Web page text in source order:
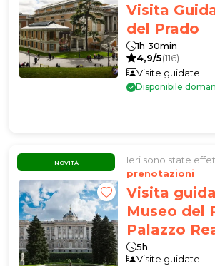
Visita
del Prado
1h 30min
4,9/5(116)
Visite guidate
Disponibile
NOVITÀ Ieri sono state
prenotazioni
Visita
Museo del
Palazzo
Madrid
5h
Visite guidate